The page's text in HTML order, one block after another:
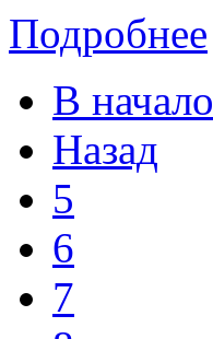
Подробнее
В начало
Назад
5
6
7